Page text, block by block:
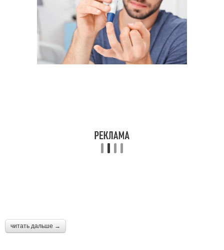
читать дальше →